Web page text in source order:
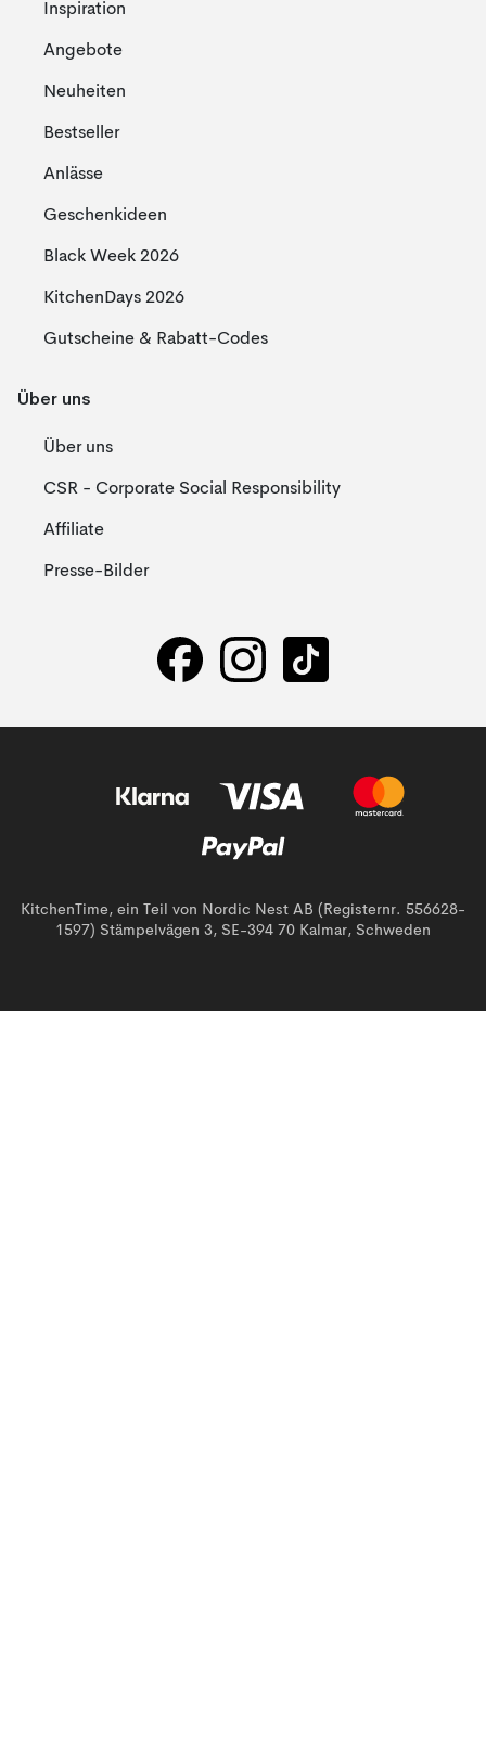
Inspiration
Angebote
Neuheiten
Bestseller
Anlässe
Geschenkideen
Black Week 2026
KitchenDays 2026
Gutscheine & Rabatt-Codes
Über uns
Über uns
CSR - Corporate Social Responsibility
Affiliate
Presse-Bilder
KitchenTime, ein Teil von Nordic Nest AB (Registernr. 556628-
1597) Stämpelvägen 3, SE-394 70 Kalmar, Schweden